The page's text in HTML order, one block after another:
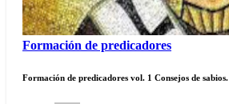
Formación de predicadores
Formación de predicadores vol. 1 Consejos de sabios.